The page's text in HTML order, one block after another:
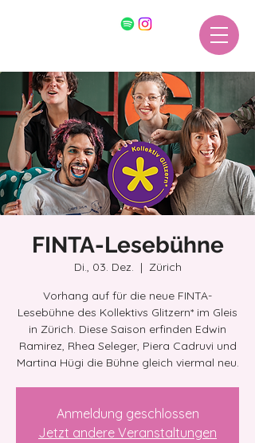
FINTA-Lesebühne
Di., 03. Dez.
  |
Zürich
Vorhang auf für die neue FINTA-
Lesebühne des Kollektivs Glitzern* im Gleis
in Zürich. Diese Saison erfinden Edwin
Ramirez, Rhea Seleger, Piera Cadruvi und
Martina Hügi die Bühne gleich viermal neu.
Anmeldung geschlossen
Jetzt andere Veranstaltungen